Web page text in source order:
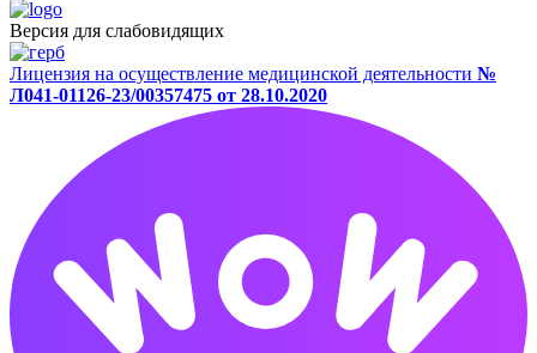
Версия для слабовидящих
Лицензия на осуществление медицинской деятельности №
Л041-01126-23/00357475 от 28.10.2020